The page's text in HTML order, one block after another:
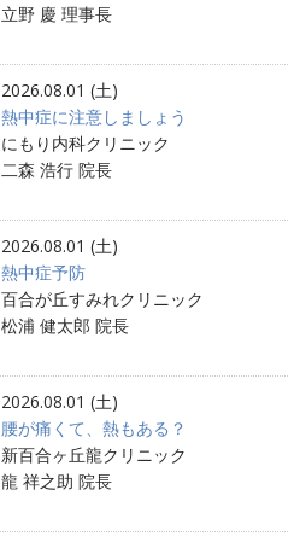
立野 慶 理事長
2026.08.01 (土)
熱中症に注意しましょう
にもり内科クリニック
二森 浩行 院長
2026.08.01 (土)
熱中症予防
百合が丘すみれクリニック
松浦 健太郎 院長
2026.08.01 (土)
腰が痛くて、熱もある？
新百合ヶ丘龍クリニック
龍 祥之助 院長